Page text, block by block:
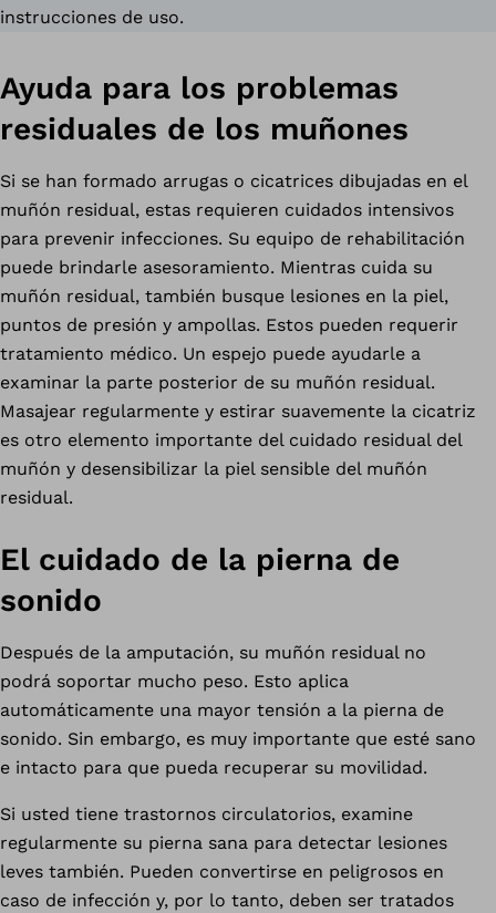
instrucciones de uso.
Ayuda para los problemas
residuales de los muñones
Si se han formado arrugas o cicatrices dibujadas en el
muñón residual, estas requieren cuidados intensivos
para prevenir infecciones. Su equipo de rehabilitación
puede brindarle asesoramiento. Mientras cuida su
muñón residual, también busque lesiones en la piel,
puntos de presión y ampollas. Estos pueden requerir
tratamiento médico. Un espejo puede ayudarle a
examinar la parte posterior de su muñón residual.
Masajear regularmente y estirar suavemente la cicatriz
es otro elemento importante del cuidado residual del
muñón y desensibilizar la piel sensible del muñón
residual.
El cuidado de la pierna de
sonido
Después de la amputación, su muñón residual no
podrá soportar mucho peso. Esto aplica
automáticamente una mayor tensión a la pierna de
sonido. Sin embargo, es muy importante que esté sano
e intacto para que pueda recuperar su movilidad.
Si usted tiene trastornos circulatorios, examine
regularmente su pierna sana para detectar lesiones
leves también. Pueden convertirse en peligrosos en
caso de infección y, por lo tanto, deben ser tratados